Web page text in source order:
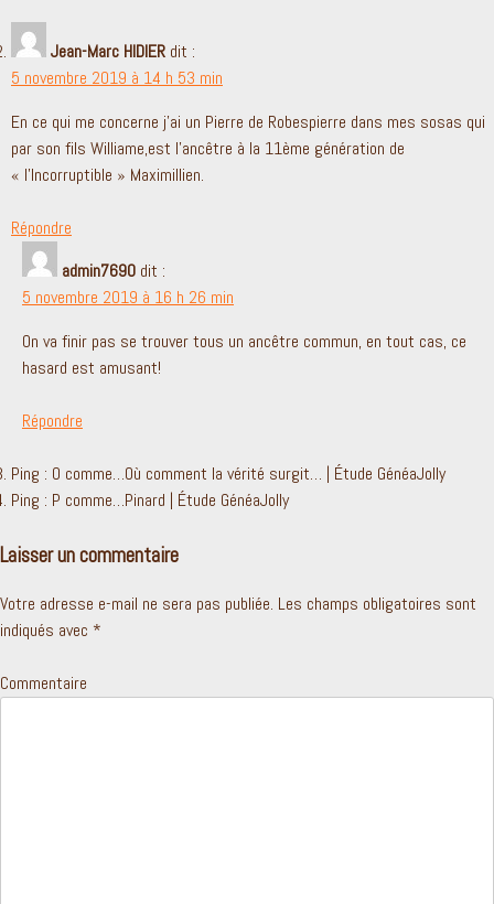
Jean-Marc HIDIER dit :
5 novembre 2019 à 14 h 53 min
En ce qui me concerne j’ai un Pierre de Robespierre dans mes sosas qui
par son fils Williame,est l’ancêtre à la 11ème génération de
« l’Incorruptible » Maximillien.
Répondre
admin7690 dit :
5 novembre 2019 à 16 h 26 min
On va finir pas se trouver tous un ancêtre commun, en tout cas, ce
hasard est amusant!
Répondre
Ping : O comme…Où comment la vérité surgit… | Étude GénéaJolly
Ping : P comme…Pinard | Étude GénéaJolly
Laisser un commentaire
Votre adresse e-mail ne sera pas publiée. Les champs obligatoires sont
indiqués avec *
Commentaire